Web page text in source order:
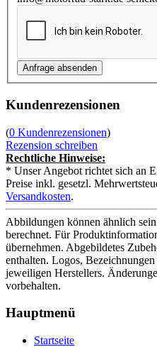
Kundenrezensionen
(0 Kundenrezensionen)
Rezension schreiben
Rechtliche Hinweise:
* Unser Angebot richtet sich an
Preise inkl. gesetzl.
Versandkosten.
Abbildungen können ähnlich
berechnet. Für
übernehmen. Abgebildetes
enthalten. Logos,
jeweiligen Herstellers.
vorbehalten.
Hauptmenü
Startseite